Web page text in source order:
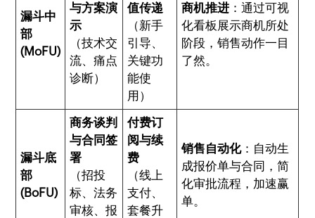
漏斗中
部
(MoFU)
与方案演
示
（技术交
流、痛点
诊断）
值传递
（新手
引导、
关键功
能使
用）
商机推进 ：通过可视
化看板展示商机所处
阶段，销售动作一目
了然。
漏斗底
部
(BoFU)
商务谈判
与合同签
署
（招投
标、法务
审核、报
付费订
阅与续
费
（线上
支付、
套餐升
销售自动化：自动生
成报价单与合同，简
化审批流程，加速赢
单。